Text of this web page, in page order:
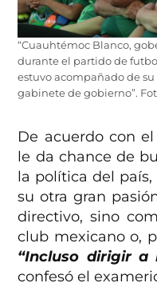
“Cuauhtémoc Blanco,
durante el partido de
estuvo acompañado de
gabinete de gobierno”.
De acuerdo con
le da chance de
la política del
su otra gran
directivo, sino
club mexicano o,
“Incluso dirigir a
confesó el